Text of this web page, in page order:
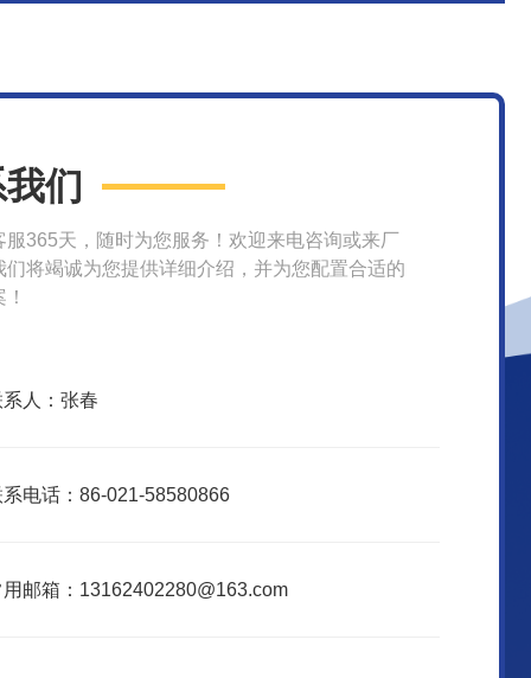
们
服365天，随时为您服务！欢迎来电咨询或来厂
们将竭诚为您提供详细介绍，并为您配置合适的
系人：张春
系电话：86-021-58580866
用邮箱：13162402280@163.com